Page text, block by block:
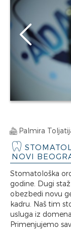
Palmira
NOVI
Stomatološka
godine. Dugi
obezbedi novu
kadru. Naš tim
usluga iz
Primenjujemo